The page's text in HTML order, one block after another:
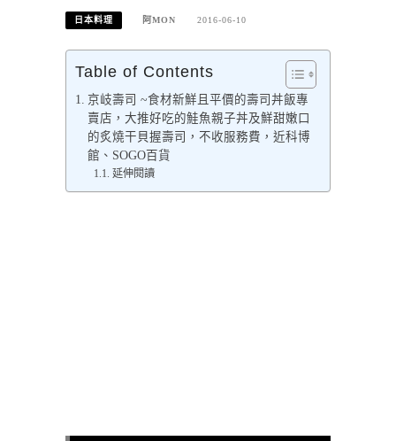
日本料理 阿MON 2016-06-10
Table of Contents
京岐壽司 ~食材新鮮且平價的壽司丼飯專
賣店，大推好吃的鮭魚親子丼及鮮甜嫩口
的炙燒干貝握壽司，不收服務費，近科博
館、SOGO百貨
延伸閱讀